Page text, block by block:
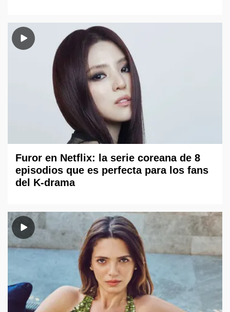
Furor en Netflix: la serie coreana de 8
episodios que es perfecta para los fans
del K-drama